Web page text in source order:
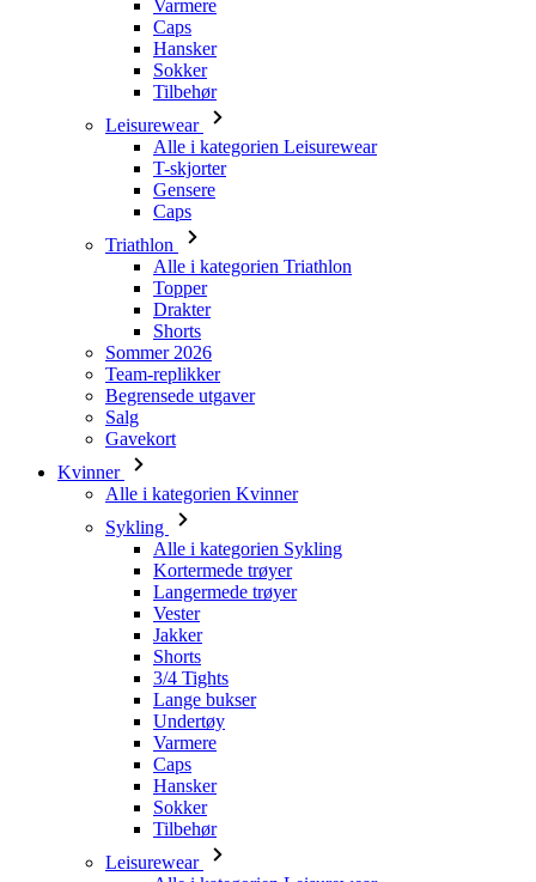
Leisurewear
Alle i kategorien Leisurewear
T-skjorter
Gensere
Triathlon
Alle i kategorien Triathlon
Topper
Drakter
Shorts
Sommer 2026
Team-replikker
Begrensede utgaver
Salg
Gavekort
Kvinner
Alle i kategorien Kvinner
Sykling
Alle i kategorien Sykling
Langermede trøyer
Vester
Jakker
Shorts
3/4 Tights
Lange bukser
Undertøy
Varmere
Caps
Hansker
Sokker
Tilbehør
Leisurewear
Alle i kategorien Leisurewear
T-skjorter
Gensere